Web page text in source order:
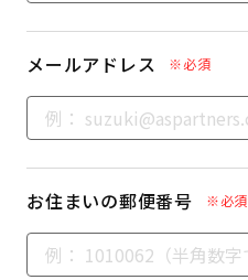
メールアドレス ※必須
お住まいの郵便番号 ※必須